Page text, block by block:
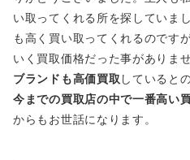
い取ってくれる所を探していま
も高く買い取ってくれるのです
いく買取価格だった事がありま
ブランドも高価買取 していると
今までの買取店の中で一番高い
からもお世話になります。